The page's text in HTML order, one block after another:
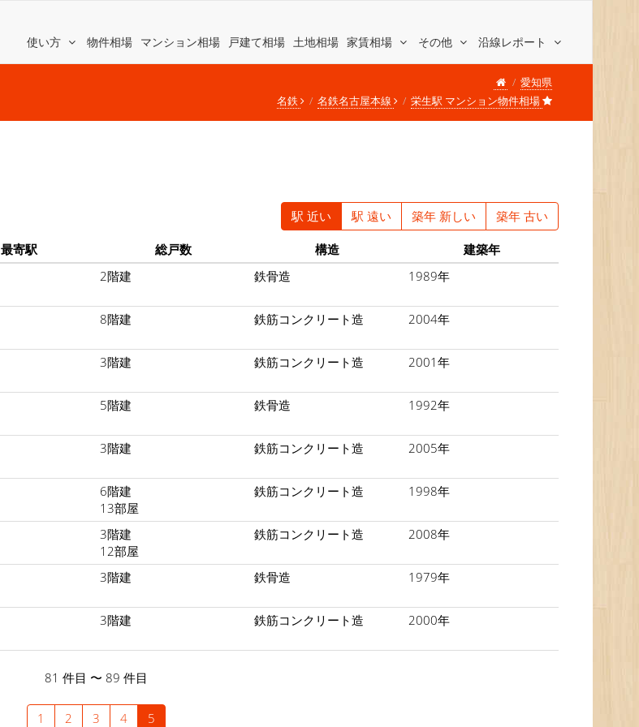
使い方 物件相場 マンション相場 戸建て相場 土地相場 家賃相場 その他 沿線レポート
愛知県
名鉄
名鉄名古屋本線 栄生駅 マンション物件相場
駅 近い 駅 遠い 築年 新しい 築年 古い
最寄駅 総戸数 構造
建築年
2階建 鉄骨造 1989年
8階建 鉄筋コンクリート造 2004年
3階建 鉄筋コンクリート造 2001年
5階建 鉄骨造 1992年
3階建 鉄筋コンクリート造 2005年
6階建
13部屋
鉄筋コンクリート造 1998年
3階建
12部屋
鉄筋コンクリート造 2008年
3階建 鉄骨造 1979年
3階建 鉄筋コンクリート造 2000年
81 件目 〜 89 件目
1 2 3 4 5